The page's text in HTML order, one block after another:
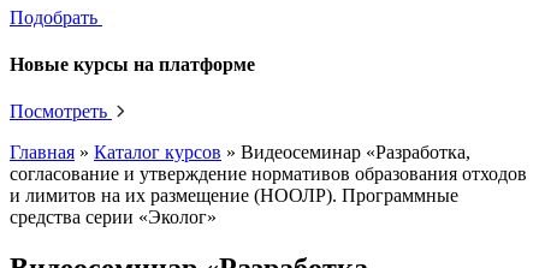
Подобрать
Новые курсы на платформе
Посмотреть
Главная » Каталог курсов » Видеосеминар «Разработка,
согласование и утверждение нормативов образования отходов
и лимитов на их размещение (НООЛР). Программные
средства серии «Эколог»